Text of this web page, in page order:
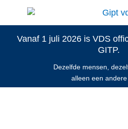
Vanaf 1 juli 2026 is VDS
GITP.
Dezelfde mensen,
alleen een